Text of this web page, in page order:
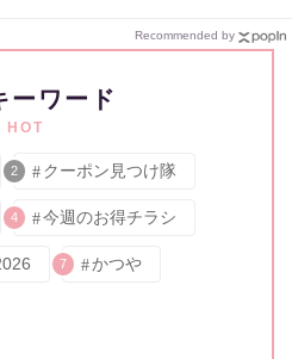
Recommended by
ーワード
HOT
2 クーポン見つけ隊
4 今週のお得チラシ
7 かつや